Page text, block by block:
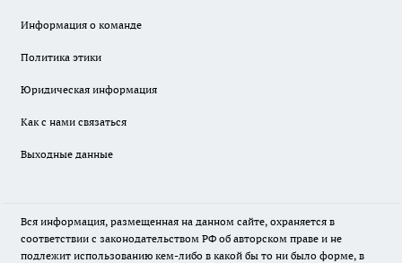
Информация о команде
Политика этики
Юридическая информация
Как с нами связаться
Выходные данные
Вся информация, размещенная на данном сайте, охраняется в
соответствии с законодательством РФ об авторском праве и не
подлежит использованию кем-либо в какой бы то ни было форме, в